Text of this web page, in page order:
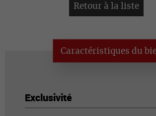
Retour à la liste
Caractéristiques du
Exclusivité